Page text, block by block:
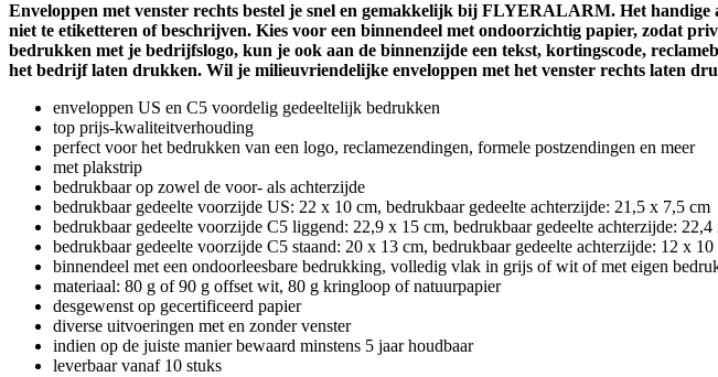
Enveloppen met venster rechts bestel je snel en gemakkelijk bij FLYERALARM. Het handige
niet te etiketteren of beschrijven. Kies voor een binnendeel met ondoorzichtig papier, zodat
bedrukken met je bedrijfslogo, kun je ook aan de binnenzijde een tekst, kortingscode,
het bedrijf laten drukken. Wil je milieuvriendelijke enveloppen met het venster rechts laten
enveloppen US en C5 voordelig gedeeltelijk bedrukken
top prijs-kwaliteitverhouding
perfect voor het bedrukken van een logo, reclamezendingen, formele postzendingen en meer
met plakstrip
bedrukbaar op zowel de voor- als achterzijde
bedrukbaar gedeelte voorzijde US: 22 x 10 cm, bedrukbaar gedeelte achterzijde: 21,5 x 7,5 cm
bedrukbaar gedeelte voorzijde C5 liggend: 22,9 x 15 cm, bedrukbaar gedeelte achterzijde: 22,4
bedrukbaar gedeelte voorzijde C5 staand: 20 x 13 cm, bedrukbaar gedeelte achterzijde: 12 x 10
binnendeel met een ondoorleesbare bedrukking, volledig vlak in grijs of wit of met eigen
materiaal: 80 g of 90 g offset wit, 80 g kringloop of natuurpapier
desgewenst op gecertificeerd papier
diverse uitvoeringen met en zonder venster
indien op de juiste manier bewaard minstens 5 jaar houdbaar
leverbaar vanaf 10 stuks